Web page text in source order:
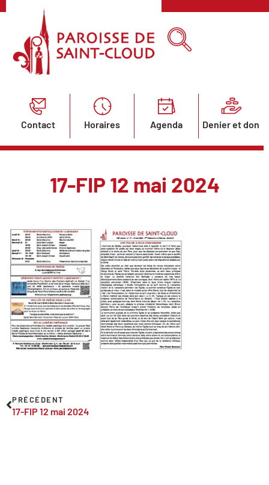
Contact Horaires Agenda Denier et don
17-FIP 12 mai 2024
PRÉCÉDENT
17-FIP 12 mai 2024